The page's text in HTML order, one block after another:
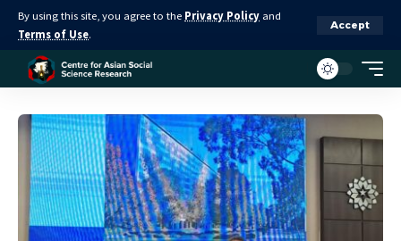
By using this site, you agree to the Privacy Policy and
Terms of Use.
Accept